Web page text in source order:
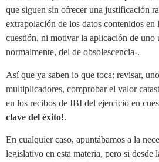
que siguen sin ofrecer una justificación
extrapolación de los datos contenidos en
cuestión, ni motivar la aplicación de uno
normalmente, del de obsolescencia-.
Así que ya saben lo que toca: revisar,
multiplicadores, comprobar el valor
en los recibos de IBI del ejercicio en
clave del éxito!.
En cualquier caso, apuntábamos a la
legislativo en esta materia, pero si